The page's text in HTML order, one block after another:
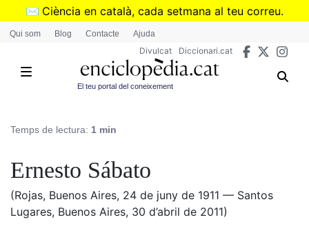
Vés
✉️ Ciència en català, cada setmana al teu correu.
➜Subscriu-te al butlletí de Divulcat
Qui som Blog Contacte Ajuda
Divulcat Diccionari.cat
El teu portal del coneixement
Temps de lectura: 1 min
Ernesto Sábato
(Rojas, Buenos Aires, 24 de juny de 1911 — Santos
Lugares, Buenos Aires, 30 d’abril de 2011)